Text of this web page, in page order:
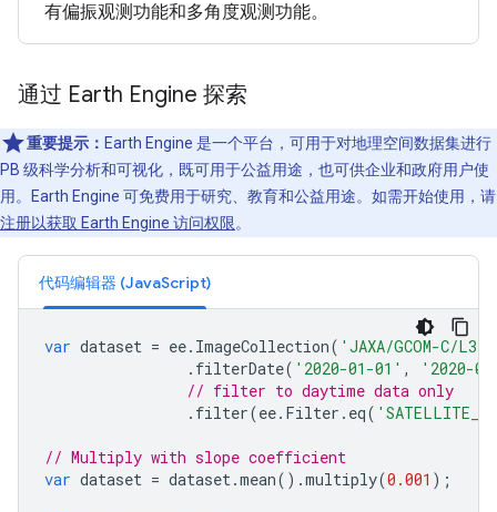
有偏振观测功能和多角度观测功能。
通过 Earth Engine 探索
重要提示： Earth Engine 是一个平台，可用于对地理空间数据集进行
PB 级科学分析和可视化，既可用于公益用途，也可供企业和政府用户使
用。Earth Engine 可免费用于研究、教育和公益用途。如需开始使用，请
注册以获取 Earth Engine 访问权限。
代码编辑器 (JavaScript)
var dataset = ee. ImageCollection( 'JAXA/GCOM-C/
. filterDate( '2020-01-01' ,
'2020-
// filter to daytime data only
. filter(ee. Filter . eq(
// Multiply with slope coefficient
var dataset = dataset.mean().multiply(0.001 );